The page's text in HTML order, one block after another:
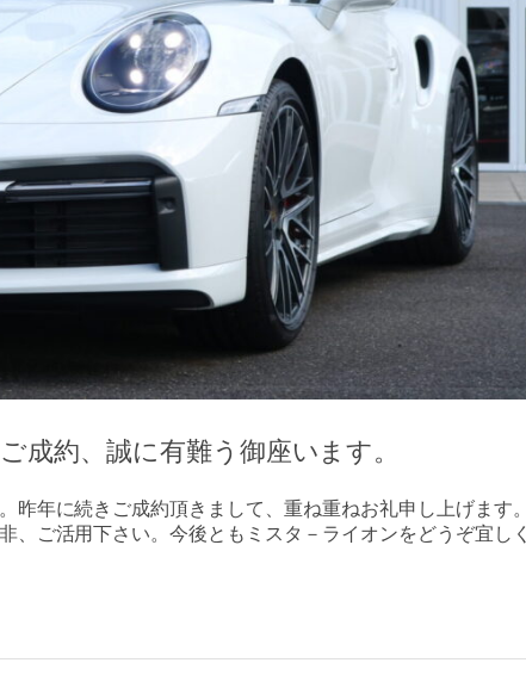
約、誠に有難う御座います。
年に続きご成約頂きまして、重ね重ねお礼申し上げます。
ご活用下さい。今後ともミスタ－ライオンをどうぞ宜しく